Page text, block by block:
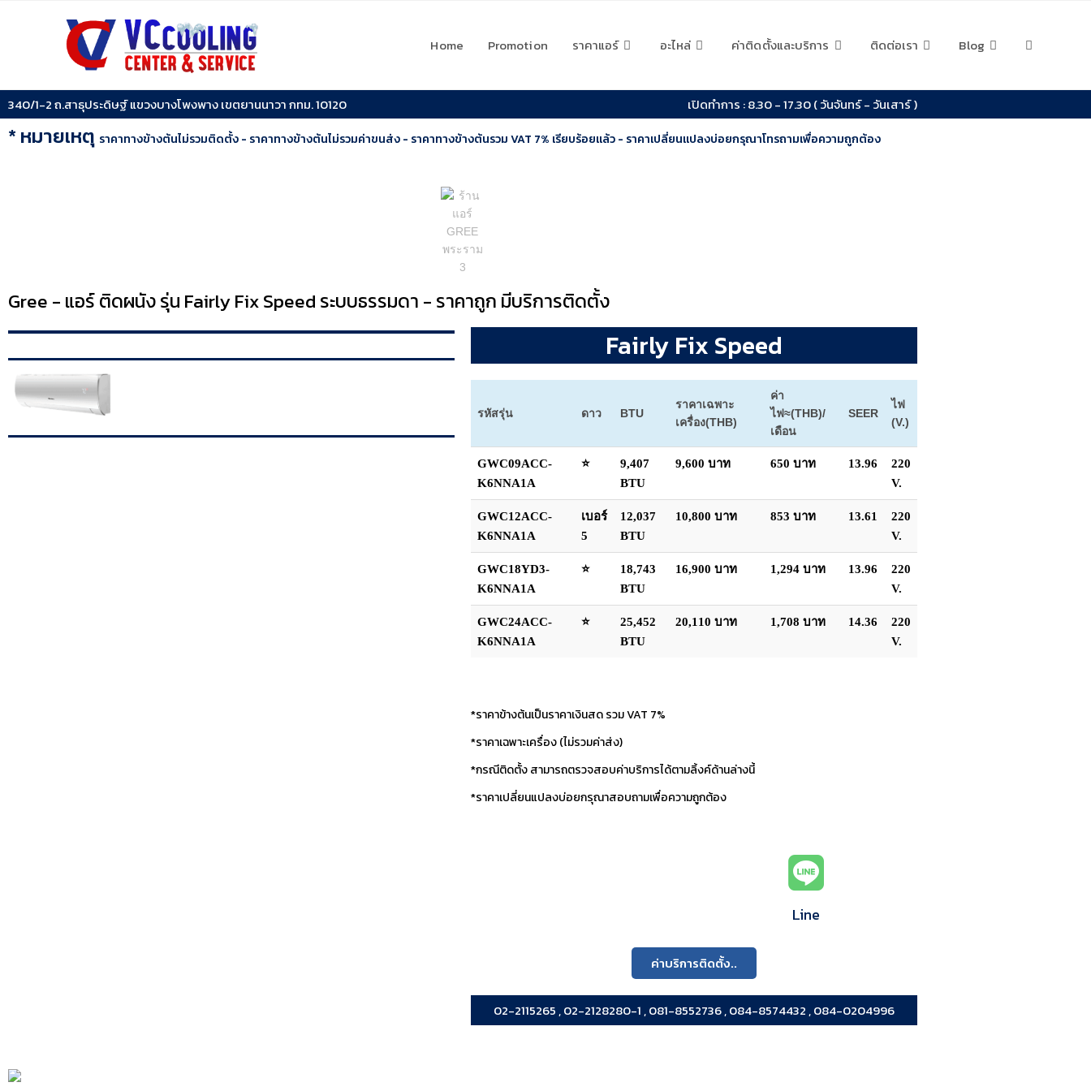
Home Promotion ราคาแอร์ อะไหล่ ค่าติดตั้งและบริการ ติดต่อเรา Blog
340/1-2 ถ.สาธุประดิษฐ์ แขวงบางโพงพาง เขตยานนาวา กทม. 10120 เปิดทำการ : 8.30 - 17.30 ( วันจันทร์ - วันเสาร์ )
* หมายเหตุ ราคาทางข้างต้นไม่รวมติดตั้ง - ราคาทางข้างต้นไม่รวมค่าขนส่ง - ราคาทางข้างต้นรวม VAT 7% เรียบร้อยแล้ว - ราคาเปลี่ยนแปลงบ่อยกรุณาโทรถามเพื่อความถูกต้อง
Gree - แอร์ ติดผนัง รุ่น Fairly Fix Speed ระบบธรรมดา - ราคาถูก มีบริการติดตั้ง
Fairly Fix Speed
รหัสรุ่น ดาว BTU
ราคาเฉพาะ
เครื่อง(THB)
ค่า
ไฟ≈(THB)/
เดือน
SEER
ไฟ
(V.)
GWC09ACC-
K6NNA1A
⭐
9,407
BTU
9,600 บาท 650 บาท 13.96
220
V.
GWC12ACC-
K6NNA1A
เบอร์
5
12,037
BTU
10,800 บาท 853 บาท 13.61
220
V.
GWC18YD3-
K6NNA1A
⭐
18,743
BTU
16,900 บาท 1,294 บาท 13.96
220
V.
GWC24ACC-
K6NNA1A
⭐
25,452
BTU
20,110 บาท 1,708 บาท 14.36
220
V.
*ราคาข้างต้นเป็นราคาเงินสด รวม VAT 7%
*ราคาเฉพาะเครื่อง (ไม่รวมค่าส่ง)
*กรณีติดตั้ง สามารถตรวจสอบค่าบริการได้ตามลิ้งค์ด้านล่างนี้
*ราคาเปลี่ยนแปลงบ่อยกรุณาสอบถามเพื่อความถูกต้อง
Line
ค่าบริการติดตั้ง..
02-2115265 , 02-2128280-1 , 081-8552736 , 084-8574432 , 084-0204996